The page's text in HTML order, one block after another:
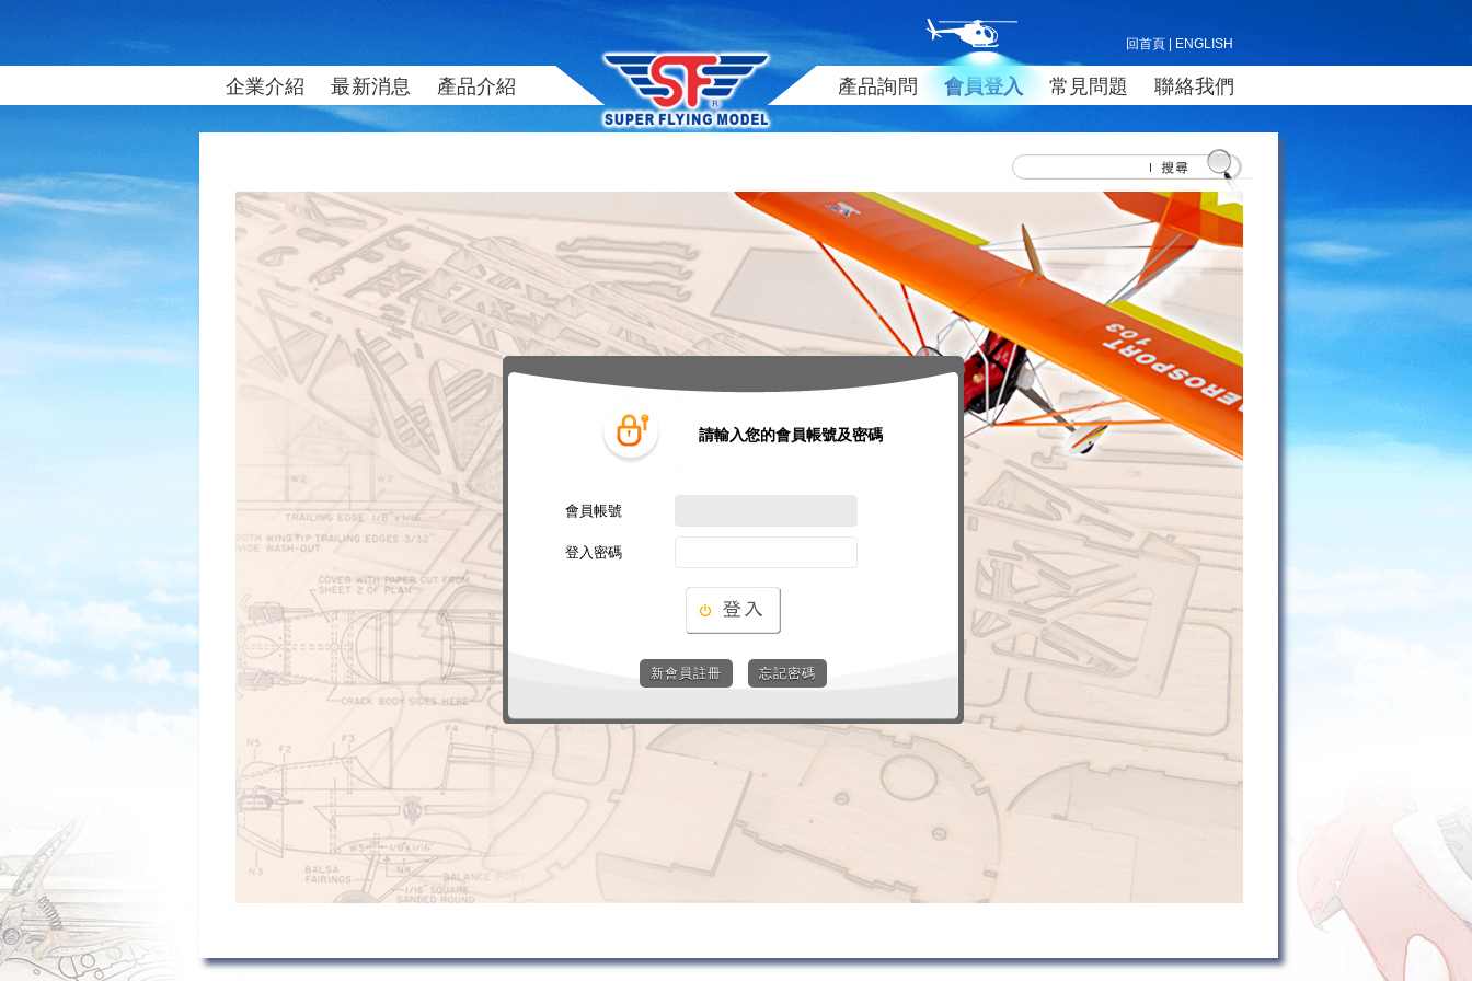
回首頁 ENGLISH
企業介紹 最新消息 產品介紹 產品詢問 會員登入 常見問題 聯絡我們
請輸入您的會員帳號及密碼
會員帳號
登入密碼
新會員註冊 忘記密碼